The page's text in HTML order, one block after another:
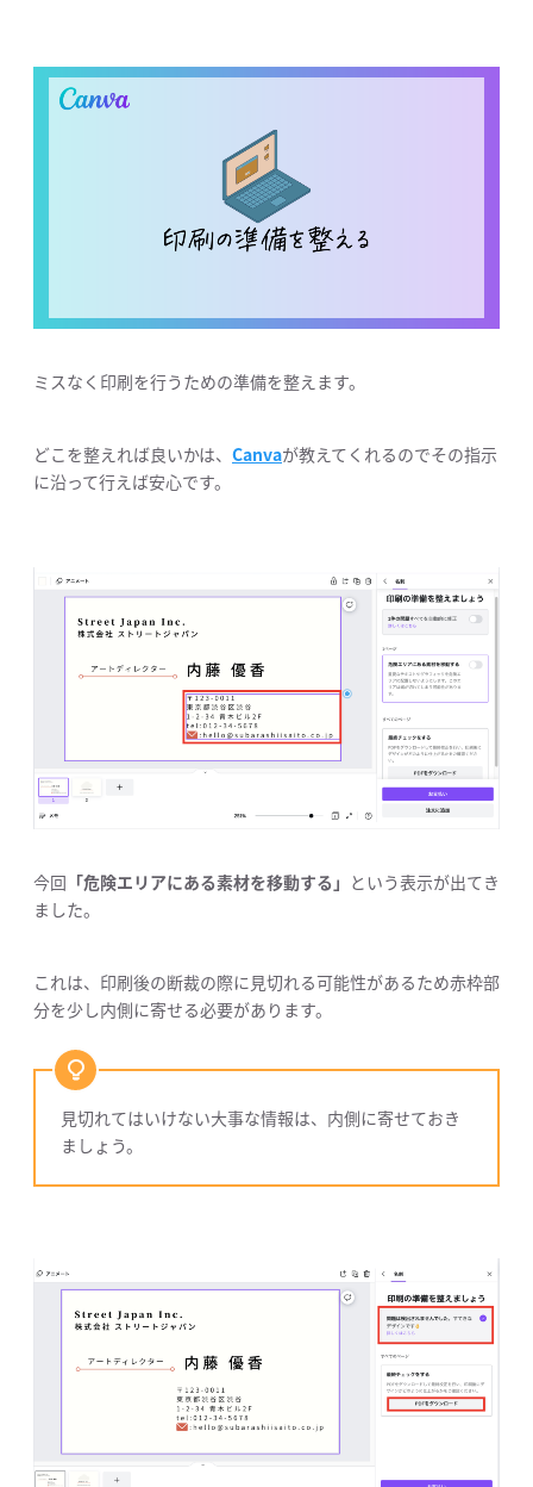
ミスなく印刷を行うための準備を整えます。
どこを整えれば良いかは、 Canvaが教えてくれるのでその指示
に沿って行えば安心です。
今回 「危険エリアにある素材を移動する」 という表示が出てき
ました。
これは、印刷後の断裁の際に見切れる可能性があるため赤枠部
分を少し内側に寄せる必要があります。
見切れてはいけない大事な情報は、内側に寄せておき
ましょう。